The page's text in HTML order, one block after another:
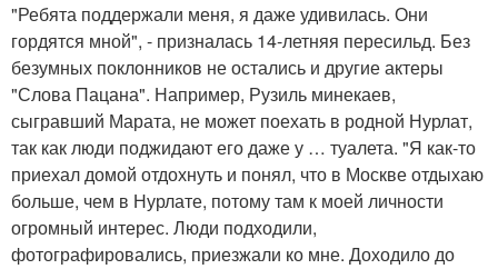
"Ребята поддержали меня, я даже удивилась. Они
гордятся мной", - призналась 14-летняя пересильд. Без
безумных поклонников не остались и другие актеры
"Слова Пацана". Например, Рузиль минекаев,
сыгравший Марата, не может поехать в родной Нурлат,
так как люди поджидают его даже у … туалета. "Я как-то
приехал домой отдохнуть и понял, что в Москве отдыхаю
больше, чем в Нурлате, потому там к моей личности
огромный интерес. Люди подходили,
фотографировались, приезжали ко мне. Доходило до